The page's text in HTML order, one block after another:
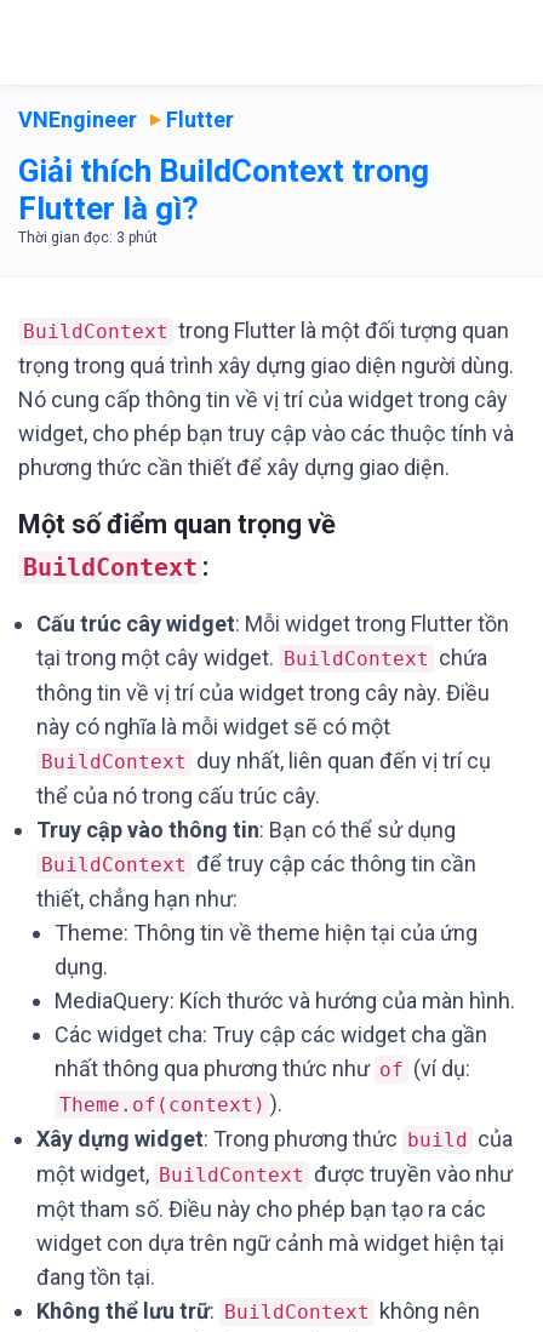
VNEngineer Flutter
Giải thích BuildContext trong
Flutter là gì?
BuildContext trong Flutter là một đối tượng quan
trọng trong quá trình xây dựng giao diện người dùng.
Nó cung cấp thông tin về vị trí của widget trong cây
widget, cho phép bạn truy cập vào các thuộc tính và
phương thức cần thiết để xây dựng giao diện.
Một số điểm quan trọng về
BuildContext :
Cấu trúc cây widget: Mỗi widget trong Flutter tồn
tại trong một cây widget. BuildContext chứa
thông tin về vị trí của widget trong cây này. Điều
này có nghĩa là mỗi widget sẽ có một
BuildContext duy nhất, liên quan đến vị trí cụ
thể của nó trong cấu trúc cây.
Truy cập vào thông tin: Bạn có thể sử dụng
BuildContext để truy cập các thông tin cần
thiết, chẳng hạn như:
Theme: Thông tin về theme hiện tại của ứng
dụng.
MediaQuery: Kích thước và hướng của màn hình.
Các widget cha: Truy cập các widget cha gần
nhất thông qua phương thức như of (ví dụ:
Theme.of(context) ).
Xây dựng widget: Trong phương thức build của
một widget, BuildContext được truyền vào như
một tham số. Điều này cho phép bạn tạo ra các
widget con dựa trên ngữ cảnh mà widget hiện tại
đang tồn tại.
Không thể lưu trữ: BuildContext
không nên